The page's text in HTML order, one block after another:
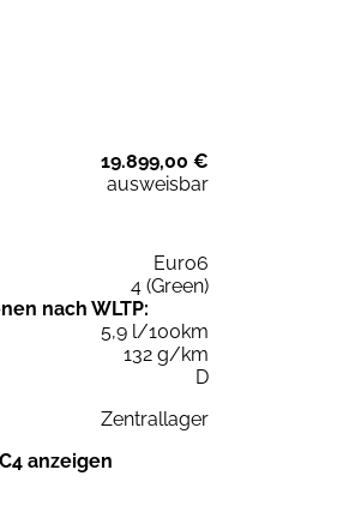
19.899,00 €
ausweisbar
Euro6
4 (Green)
nach WLTP:
5,9 l/100km
132 g/km
D
Zentrallager
anzeigen